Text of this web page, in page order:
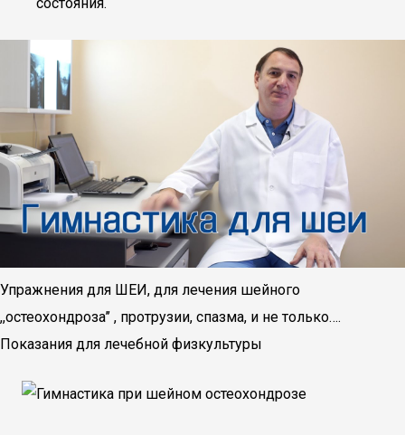
Упражнения для ШЕИ, для лечения шейного
,,остеохондроза’’ , протрузии, спазма, и не только….
Показания для лечебной физкультуры